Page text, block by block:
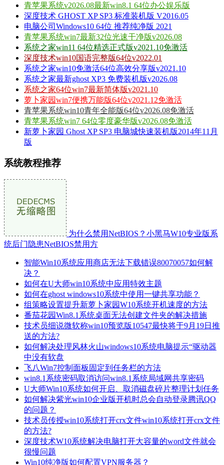
青苹果系统v2026.08最新win8.1 64位办公娱乐版
深度技术 GHOST XP SP3 标准装机版 V2016.05
电脑公司Windows10 64位 推荐纯净版 2021
青苹果系统win7最新32位光速干净版v2026.08
系统之家win11 64位精选正式版v2021.10免激活
深度技术win10国语完整版64位v2022.01
系统之家win10免激活64位高效分享版v2021.10
系统之家最新ghost XP3 免费装机版v2026.08
系统之家64位win7最新简体版v2021.10
萝卜家园win7便携万能版64位v2021.12免激活
青苹果系统win10青年全能版64位v2026.08免激活
青苹果系统win7 64位零度豪华版v2026.08免激活
新萝卜家园 Ghost XP SP3 电脑城快速装机版2014年11月
版
系统教程推荐
为什么禁用NetBIOS？小黑马W10专业版系
统后门隐患NetBIOS禁用方
智能Win10系统应用商店无法下载错误80070057如何解
决？
如何在U大师win10系统中应用特效主题
如何在ghost windows10系统中使用一键共享功能？
组策略设置提升新萝卜家园W10系统开机速度的方法
番茄花园Win8.1系统桌面无法创建文件夹的解决措施
技术员细说微软称win10预览版10547最快将于9月19日推
送的方法?
如何解决处理风林火山windows10系统电脑提示“驱动器
中没有软盘
飞八Win7控制面板固定到任务栏的方法
win8.1系统密码取消访问win8.1系统局域网共享密码
U大师Win10系统如何开启、取消磁盘碎片整理计划任务
如何解决紫光win10企业版开机时总会自动登录腾讯QQ
的问题？
技术员传授win10系统打开crx文件win10系统打开crx文件
的方法?
深度技术W10系统解决电脑打开大容量的word文件就会
很慢问题
Win10纯净版如何配置VPN服务器？